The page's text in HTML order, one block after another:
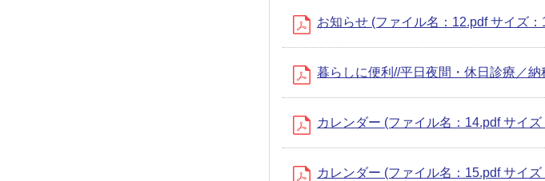
お知らせ (ファイル名：12.pdf サイズ：
暮らしに便利//平日夜間・休日診療／
カレンダー (ファイル名：14.pdf サイ
カレンダー (ファイル名：15.pdf サイ